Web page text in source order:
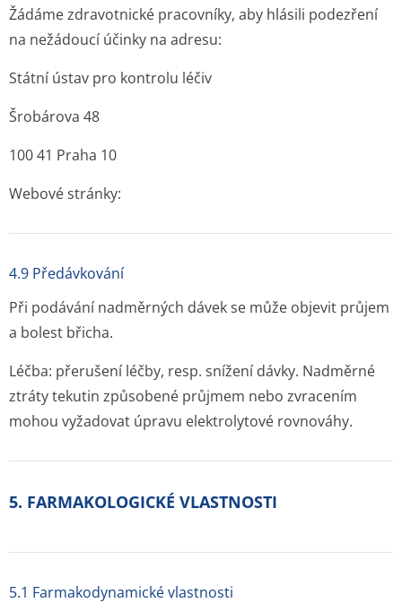
Žádáme zdravotnické pracovníky, aby hlásili podezření
na nežádoucí účinky na adresu:
Státní ústav pro kontrolu léčiv
Šrobárova 48
100 41 Praha 10
Webové stránky:
4.9 Předávkování
Při podávání nadměrných dávek se může objevit průjem
a bolest břicha.
Léčba: přerušení léčby, resp. snížení dávky. Nadměrné
ztráty tekutin způsobené průjmem nebo zvracením
mohou vyžadovat úpravu elektrolytové rovnováhy.
5. FARMAKOLOGICKÉ VLASTNOSTI
5.1 Farmakodynamické vlastnosti